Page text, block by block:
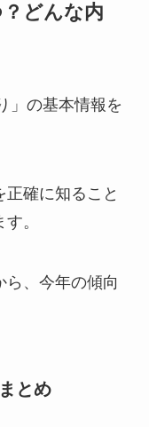
どんな内
」の基本情報を
確に知ること
。
ら、今年の傾向
とめ